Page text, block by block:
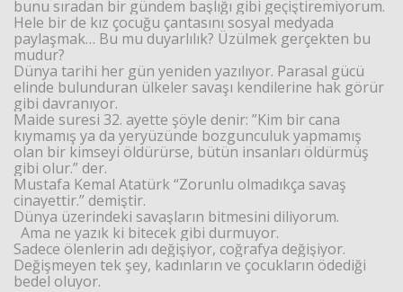
bunu sıradan bir gündem başlığı gibi geçiştiremiyorum.
Hele bir de kız çocuğu çantasını sosyal medyada
paylaşmak… Bu mu duyarlılık? Üzülmek gerçekten bu
mudur?
Dünya tarihi her gün yeniden yazılıyor. Parasal gücü
elinde bulunduran ülkeler savaşı kendilerine hak görür
gibi davranıyor.
Maide suresi 32. ayette şöyle denir: ”Kim bir cana
kıymamış ya da yeryüzünde bozgunculuk yapmamış
olan bir kimseyi öldürürse, bütün insanları öldürmüş
gibi olur.” der.
Mustafa Kemal Atatürk “Zorunlu olmadıkça savaş
cinayettir.” demiştir.
Dünya üzerindeki savaşların bitmesini diliyorum.
Ama ne yazık ki bitecek gibi durmuyor.
Sadece ölenlerin adı değişiyor, coğrafya değişiyor.
Değişmeyen tek şey, kadınların ve çocukların ödediği
bedel oluyor.